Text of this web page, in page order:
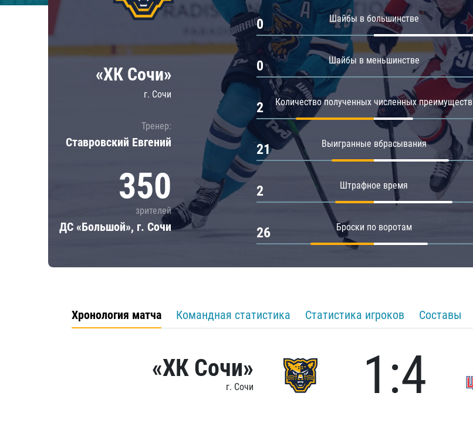
Локомотив
ЦСКА
Шанхайские Драконы
Амур
Барыс
Салават Юлаев
«ХК Сочи»
г. Сочи
Тренер:
Ставровский Евгений
350
зрителей
ДС «Большой», г. Сочи
Шайбы в большинстве
0
Шайбы в меньшинстве
0
Количество полученных численных преимуществ
2
Выигранные вбрасывания
21
Штрафное время
2
Броски по воротам
26
Хронология матча Командная статистика Статистика игроков Составы
«ХК Сочи»
г. Сочи 1:4